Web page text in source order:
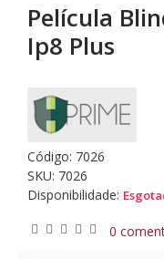
Película
Ip8 Plus
Código: 7026
SKU: 7026
Disponibilidade:
0